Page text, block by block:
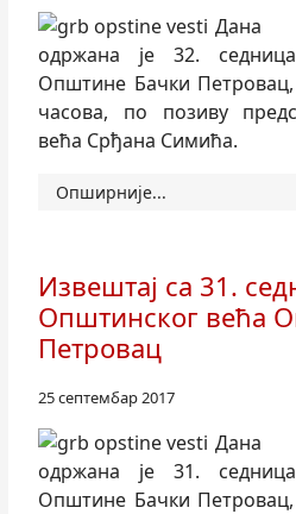
Дана
одржана је 32.
Општине Бачки
часова, по позиву
већа Срђана Симића.
Опширније...
Извештај са 31.
Општинског већа
Петровац
25 септембар 2017
Дана
одржана је 31.
Општине Бачки